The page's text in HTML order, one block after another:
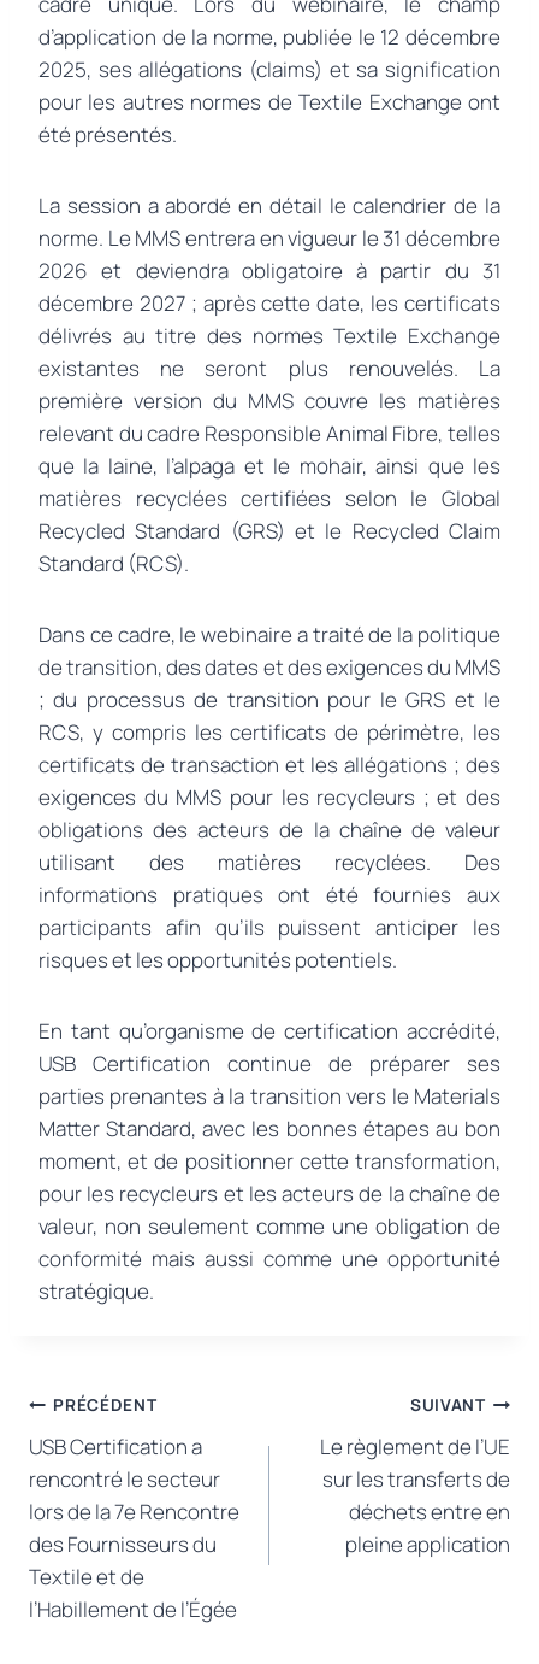
d’application de la norme, publiée le 12 décembre
2025, ses allégations (claims) et sa signification
pour les autres normes de Textile Exchange ont
été présentés.
La session a abordé en détail le calendrier de la
norme. Le MMS entrera en vigueur le 31 décembre
2026 et deviendra obligatoire à partir du 31
décembre 2027 ; après cette date, les certificats
délivrés au titre des normes Textile Exchange
existantes ne seront plus renouvelés. La
première version du MMS couvre les matières
relevant du cadre Responsible Animal Fibre, telles
que la laine, l’alpaga et le mohair, ainsi que les
matières recyclées certifiées selon le Global
Recycled Standard (GRS) et le Recycled Claim
Standard (RCS).
Dans ce cadre, le webinaire a traité de la politique
de transition, des dates et des exigences du MMS
; du processus de transition pour le GRS et le
RCS, y compris les certificats de périmètre, les
certificats de transaction et les allégations ; des
exigences du MMS pour les recycleurs ; et des
obligations des acteurs de la chaîne de valeur
utilisant des matières recyclées. Des
informations pratiques ont été fournies aux
participants afin qu’ils puissent anticiper les
risques et les opportunités potentiels.
En tant qu’organisme de certification accrédité,
USB Certification continue de préparer ses
parties prenantes à la transition vers le Materials
Matter Standard, avec les bonnes étapes au bon
moment, et de positionner cette transformation,
pour les recycleurs et les acteurs de la chaîne de
valeur, non seulement comme une obligation de
conformité mais aussi comme une opportunité
stratégique.
Navigation
de
l’article
PRÉCÉDENT
USB Certification a
rencontré le secteur
lors de la 7e Rencontre
des Fournisseurs du
Textile et de
l’Habillement de l’Égée
SUIVANT
Le règlement de l’UE
sur les transferts de
déchets entre en
pleine application